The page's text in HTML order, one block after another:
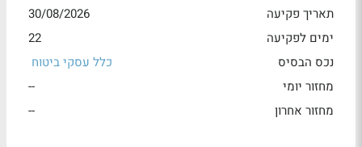
תאריך פקיעה
30/08/2026
ימים לפקיעה
22
נכס הבסיס
כלל עסקי ביטוח
מחזור יומי
--
מחזור אחרון
--